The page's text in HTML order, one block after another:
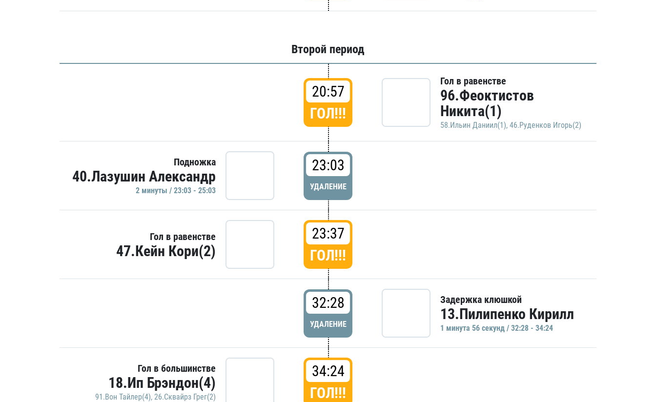
Второй период
20:57
ГОЛ!!!
Гол в равенстве
96.Феоктистов
Никита(1)
58.Ильин Даниил(1), 46.Руденков Игорь(2)
Подножка
40.Лазушин Александр
2 минуты / 23:03 - 25:03
23:03
УДАЛЕНИЕ
Гол в равенстве
47.Кейн Кори(2)
23:37
ГОЛ!!!
32:28
УДАЛЕНИЕ
Задержка клюшкой
13.Пилипенко Кирилл
1 минутa 56 секунд / 32:28 - 34:24
Гол в большинстве
18.Ип Брэндон(4)
91.Вон Тайлер(4), 26.Сквайрз Грег(2)
34:24
ГОЛ!!!